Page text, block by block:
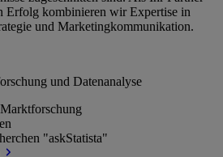
Erfolg kombinieren wir Expertise in
und Marketingkommunikation.
und Datenanalyse
"askStatista"